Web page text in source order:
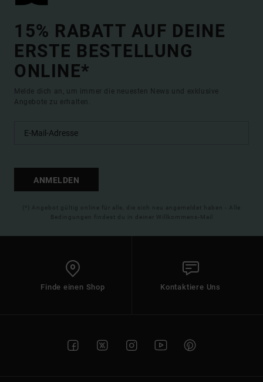
15% RABATT AUF DEINE
ERSTE BESTELLUNG
ONLINE*
Melde dich an, um immer die neuesten News und exklusive
Angebote zu erhalten.
ANMELDEN
(*) Angebot gültig online für alle, die sich neu angemeldet haben - Alle
Bedingungen findest du in deiner Willkommens-Mail
Finde einen Shop Kontaktiere Uns